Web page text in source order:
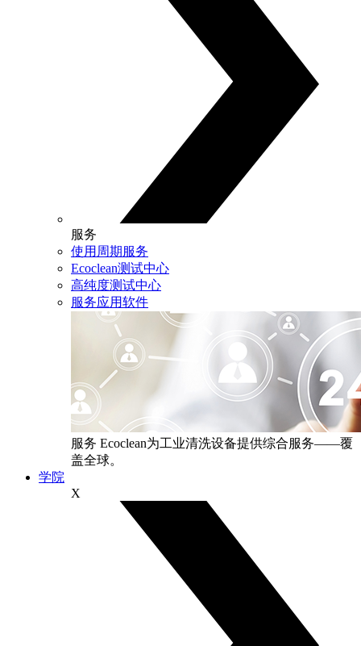
服务
使用周期服务
Ecoclean测试中心
高纯度测试中心
服务应用软件
服务 Ecoclean为工业清洗设备提供综合服务——覆
盖全球。
学院
X